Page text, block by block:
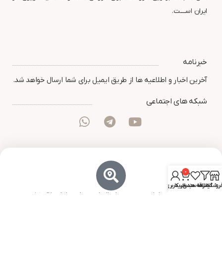
ایران اســــت.
خبرنامه
آخرین اخبار و اطلاعیه ها از طریق ایمیل برای شما ارسال خواهد شد.
شبکه های اجتماعی
تهران، خیابان جمهوری پاساژ نادری طبقه اول پلاک 12
فیلترها
علاقه مندی
0
سبد خرید
حساب کاربری من